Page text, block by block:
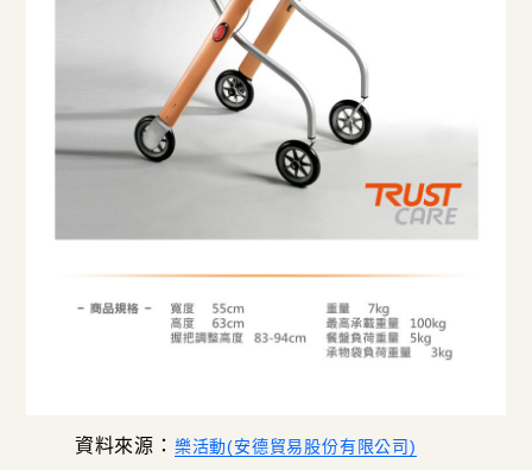
資料來源： 樂活動(安德貿易股份有限公司)